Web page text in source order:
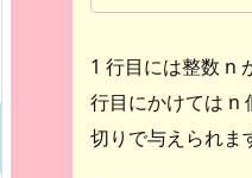
1 行目には整数 n
行目にかけては n
切りで与えられま